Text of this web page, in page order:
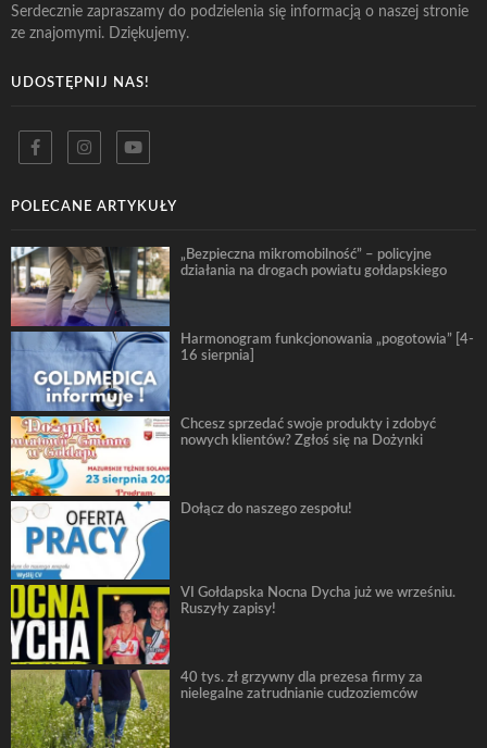
Serdecznie zapraszamy do podzielenia się informacją o naszej stronie
ze znajomymi. Dziękujemy.
UDOSTĘPNIJ NAS!
POLECANE ARTYKUŁY
„Bezpieczna mikromobilność” – policyjne
działania na drogach powiatu gołdapskiego
Harmonogram funkcjonowania „pogotowia” [4-
16 sierpnia]
Chcesz sprzedać swoje produkty i zdobyć
nowych klientów? Zgłoś się na Dożynki
Dołącz do naszego zespołu!
VI Gołdapska Nocna Dycha już we wrześniu.
Ruszyły zapisy!
40 tys. zł grzywny dla prezesa firmy za
nielegalne zatrudnianie cudzoziemców